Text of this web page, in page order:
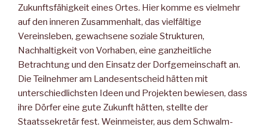
Zukunftsfähigkeit eines Ortes. Hier komme es vielmehr
auf den inneren Zusammenhalt, das vielfältige
Vereinsleben, gewachsene soziale Strukturen,
Nachhaltigkeit von Vorhaben, eine ganzheitliche
Betrachtung und den Einsatz der Dorfgemeinschaft an.
Die Teilnehmer am Landesentscheid hätten mit
unterschiedlichsten Ideen und Projekten bewiesen, dass
ihre Dörfer eine gute Zukunft hätten, stellte der
Staatssekretär fest. Weinmeister, aus dem Schwalm-